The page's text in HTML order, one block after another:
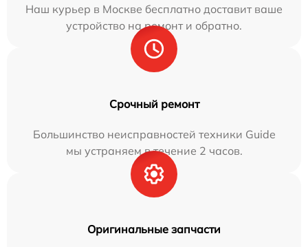
Наш курьер в Москве бесплатно доставит ваше
устройство на ремонт и обратно.
Срочный ремонт
Большинство неисправностей техники Guide
мы устраняем в течение 2 часов.
Оригинальные запчасти